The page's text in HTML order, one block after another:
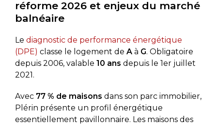
réforme 2026 et enjeux du marché
balnéaire
Le diagnostic de performance énergétique
(DPE) classe le logement de Aà G. Obligatoire
depuis 2006, valable 10 ans depuis le 1er juillet
2021.
Avec 77 % de maisons dans son parc immobilier,
Plérin présente un profil énergétique
essentiellement pavillonnaire. Les maisons des